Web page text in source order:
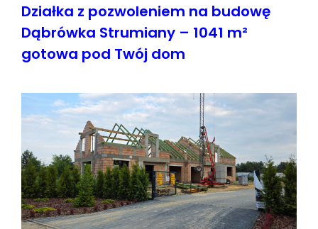
Działka z pozwoleniem na budowę
Dąbrówka Strumiany – 1041 m²
gotowa pod Twój dom